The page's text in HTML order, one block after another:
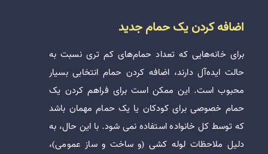
اضافه کردن یک حمام جدید
برای خانه‌هایی که تعداد حمام‌های کم تری نسبت به
حالت ایده‌آل دارند، اضافه کردن حمام انتخابی بسیار
محبوب است. این ممکن است برای فراهم کردن یک
حمام خصوصی برای کودکان یا یک حمام مهمان باشد
که توسط کل خانواده استفاده نمی شود. با این حال، به
دلیل ملاحظات لوله کشی (و ساخت و ساز عمومی)،